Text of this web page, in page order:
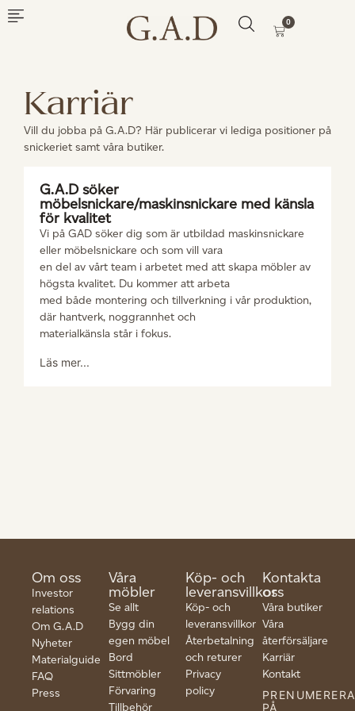
0
Karriär
Vill du jobba på G.A.D? Här publicerar vi lediga positioner på
snickeriet samt våra butiker.
G.A.D söker
möbelsnickare/maskinsnickare med känsla
för kvalitet
Vi på GAD söker dig som är utbildad maskinsnickare
eller möbelsnickare och som vill vara
en del av vårt team i arbetet med att skapa möbler av
högsta kvalitet. Du kommer att arbeta
med både montering och tillverkning i vår produktion,
där hantverk, noggrannhet och
materialkänsla står i fokus.
Läs mer...
Om oss
Investor
relations
Om G.A.D
Nyheter
Materialguide
FAQ
Press
Våra
möbler
Se allt
Bygg din
egen möbel
Bord
Sittmöbler
Förvaring
Tillbehör
Köp- och
leveransvillkor
Köp- och
leveransvillkor
Återbetalning
och returer
Privacy
policy
Kontakta
oss
Våra butiker
Våra
återförsäljare
Karriär
Kontakt
PRENUMERERA
PÅ